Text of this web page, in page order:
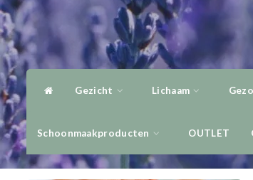
Gezicht Lichaam
Schoonmaakproducten OUTLET